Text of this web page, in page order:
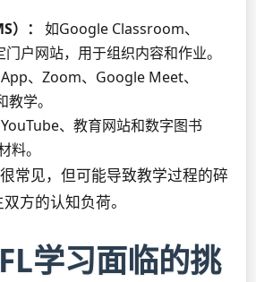
）：
如Google Classroom、
户网站，用于组织内容和作业。
、Zoom、Google Meet、
学。
YouTube、教育网站和数字图书
料。
常见，但可能导致教学过程的碎
方的认知负荷。
学习面临的挑